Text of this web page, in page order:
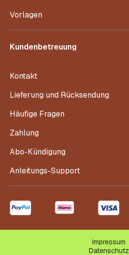
Vorlagen
Kundenbetreuung
Kontakt
Lieferung und Rücksendung
Häufige Fragen
Zahlung
Abo-Kündigung
Anleitungs-Support
Impressum
Datenschutz